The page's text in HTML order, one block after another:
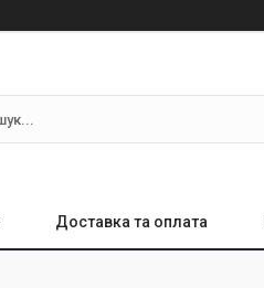
Доставка та оплата